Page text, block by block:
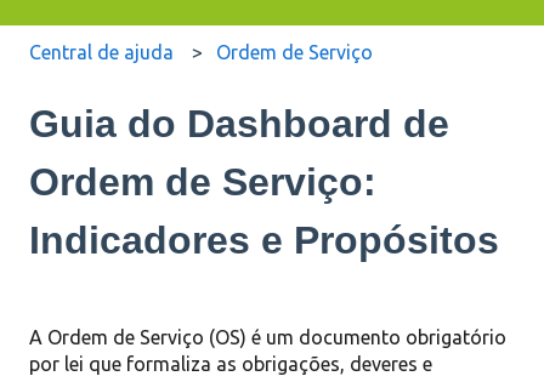
Central de ajuda Ordem de Serviço
Guia do Dashboard de
Ordem de Serviço:
Indicadores e Propósitos
A Ordem de Serviço (OS) é um documento obrigatório
por lei que formaliza as obrigações, deveres e